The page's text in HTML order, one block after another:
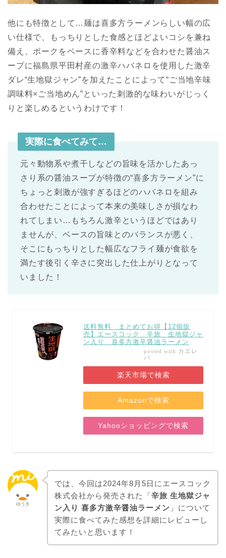
他にも特徴として…麺は喜多方ラーメンらしい幅の広
い仕様で、もっちりとした食感とほどよいコシを兼ね
備え、ポークをベースに香辛料などを合わせた醤油ス
ープに福島県平田村産の激辛ハバネロを使用した激辛
ダレ“生地獄ジャン”を加えたことによって“ご当地辛味
調味料×ご当地めん”といった刺激的な味わいがじっく
りと楽しめるというわけです！
実際に食べてみて…
元々動物系や煮干しなどの旨味を活かしたあっ
さり系の醤油スープが特徴の“喜多方ラーメン”に
ちょっと刺激が強すぎるほどのハバネロを組み
合わせたことによって本来の美味しさが損なわ
れてしまい…もちろん激辛というほどではあり
ませんが、ベースの旨味とのバランスが悪く、
そこにもっちりとした幅広なフライ麺が食欲を
満たす後引く辛さに突出した仕上がりとなって
いました！
送料無料 まとめてお得【12個販
売】エースコック 辛旅 生地獄ジャ
ン入り 喜多方激辛醤油ラーメン
posted with カエレ
バ
楽天市場で検索
Amazonで検索
Yahooショッピングで検索
ゆうき
では、今回は2024年8月5日にエースコック
株式会社から発売された「辛旅 生地獄ジャ
ン入り 喜多方激辛醤油ラーメン 」について
実際に食べてみた感想を詳細にレビューし
てみたいと思います！